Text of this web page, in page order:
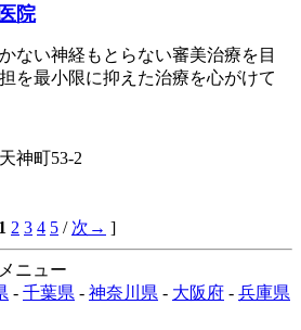
院
ない神経もとらない審美治療を目
を最小限に抑えた治療を心がけて
神町53-2
1 2 3 4 5 / 次→ ]
ニュー
- 千葉県 - 神奈川県 - 大阪府 - 兵庫県